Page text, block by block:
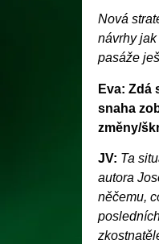
Nová
návrhy
pasáže
Eva: Zdá
snaha
změny/
JV: Ta
autora
něčemu,